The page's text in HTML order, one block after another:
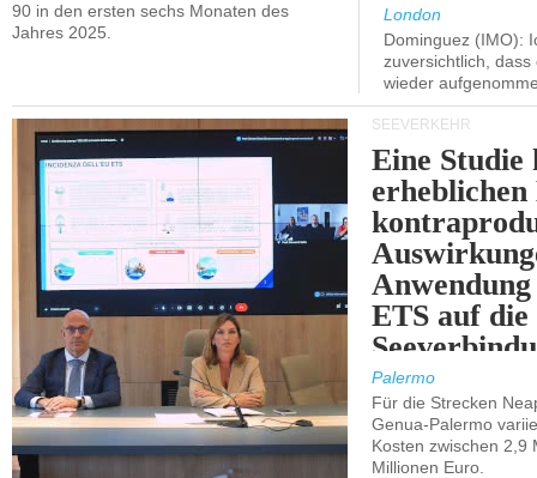
90 in den ersten sechs Monaten des
Jahres 2025.
London
Dominguez (IMO):
zuversichtlich,
wieder
SEEVERKEHR
Eine Studie
ETS auf die
Palermo
Für die Strecken
Genua-Palermo
Kosten zwischen 2,9
Millionen Euro.